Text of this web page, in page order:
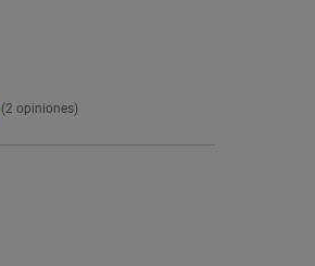
(2 opiniones)